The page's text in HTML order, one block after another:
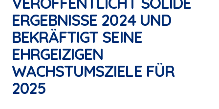
ERGEBNISSE 2024 UND
BEKRÄFTIGT SEINE
EHRGEIZIGEN
WACHSTUMSZIELE FÜR
2025